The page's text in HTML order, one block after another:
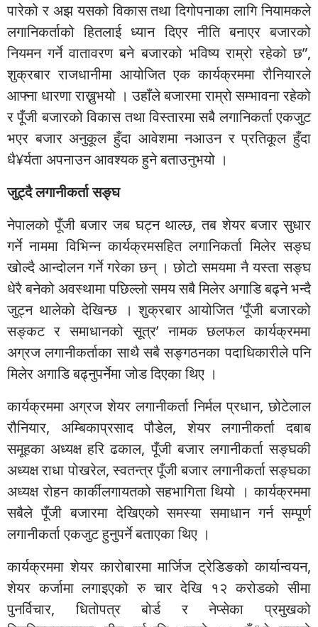
पारेको र अझ यसको विकास तथा दिगोपनाका लागि नियामकले
लगानिकर्ताको हितलाई ध्यान दिएर नीति बनाएर बजारको
नियमन गर्ने वातावरण बने बजारको भविष्य राम्रो रहेको छ”,
शुक्रबार राजधानीमा आयोजित एक कार्यक्रममा रौनियारले
आफ्ना धारणा राख्नुभयो । उहाँले बजारमा राम्रो सम्भावना रहेको
र पूँजी बजारको विकास तथा विस्तारमा सबै लगानिकर्ता एकजुट
भएर बजार अनुकूल हुँदा आवेशमा नआउन र प्रतिकूल हुँदा
धै¥र्यता अपनाउन आवश्यक हुने बताउनुभयो ।
जुट्दै लगानीकर्ता सङ्घ
नेपालको पूँजी बजार जब घट्न थाल्छ, तब शेयर बजार सुधार
गर्ने नाममा विभिन्न कार्यक्रमसहित लगानिकर्ता मिलेर सङ्घ
खोल्दै आन्दोलन गर्ने गरेका छन् । छोटो समयमा नै यस्ता सङ्घ
धेरै बनेको अवस्थामा पछिल्लो समय सबै मिलेर अगाडि बढ्ने भन्दै
जुट्न थालेको देखिन्छ । शुक्रबार आयोजित ‘पूँजी बजारको
सङ्कट र समाधानको सूत्र’ नामक छलफल कार्यक्रममा
अग्रज लगानीकर्ताका साथै सबै सङ्गठनका पदाधिकारीले पनि
मिलेर अगाडि बढ्नुपर्नेमा जोड दिएका थिए ।
कार्यक्रममा अग्रज शेयर लगानीकर्ता निर्मल प्रधान, छोटेलाल
रौनियार, अम्बिकाप्रसाद पौडेल, शेयर लगानीकर्ता दबाब
समूहका अध्यक्ष हरि ढकाल, पूँजी बजार लगानीकर्ता सङ्घकी
अध्यक्ष राधा पोखरेल, स्वतन्त्र पूँजी बजार लगानीकर्ता सङ्घका
अध्यक्ष रोहन कार्कीलगायतको सहभागिता थियो । कार्यक्रममा
सबैले पूँजी बजारमा देखिएको समस्या समाधान गर्न सम्पूर्ण
लगानीकर्ता एकजुट हुनुपर्ने बताएका थिए ।
कार्यक्रममा शेयर कारोबारमा मार्जिज ट्रेडिङको कार्यान्वयन,
शेयर कर्जामा लगाइएको रु चार देखि १२ करोडको सीमा
पुनर्विचार, धितोपत्र बोर्ड र नेप्सेका प्रमुखको